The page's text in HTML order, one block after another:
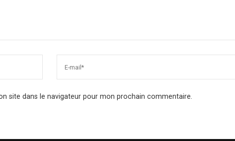
site dans le navigateur pour mon prochain commentaire.